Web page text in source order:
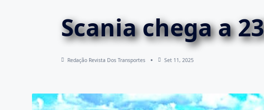
Scania chega a
Redação Revista Dos Transportes Set 11, 2025